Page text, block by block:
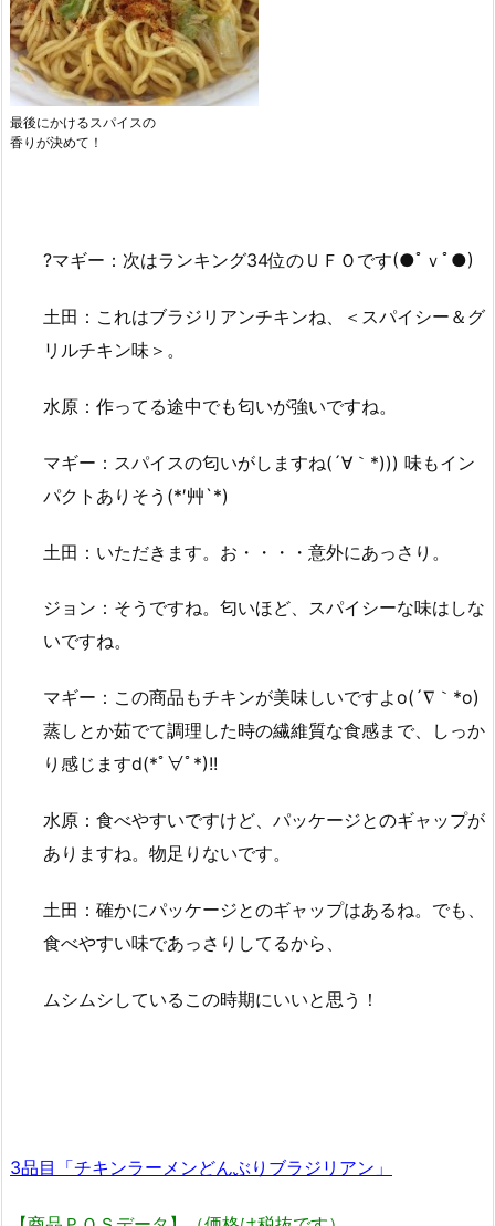
最後にかけるスパイスの
香りが決めて！
?マギー：次はランキング34位のＵＦＯです(●ﾟｖﾟ●)
土田：これはブラジリアンチキンね、＜スパイシー＆グ
リルチキン味＞。
水原：作ってる途中でも匂いが強いですね。
マギー：スパイスの匂いがしますね(´∀｀*))) 味もイン
パクトありそう(*′艸`*)
土田：いただきます。お・・・・意外にあっさり。
ジョン：そうですね。匂いほど、スパイシーな味はしな
いですね。
マギー：この商品もチキンが美味しいですよo(´∇｀*o)
蒸しとか茹でて調理した時の繊維質な食感まで、しっか
り感じますd(*ﾟ∀ﾟ*)!!
水原：食べやすいですけど、パッケージとのギャップが
ありますね。物足りないです。
土田：確かにパッケージとのギャップはあるね。でも、
食べやすい味であっさりしてるから、
ムシムシしているこの時期にいいと思う！
3品目「チキンラーメンどんぶりブラジリアン」